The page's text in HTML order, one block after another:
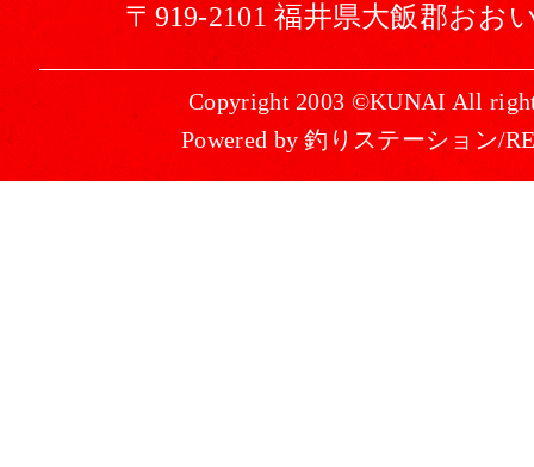
〒919-2101 福井県大飯郡おお
Copyright 2003 ©KUNAI All
Powered by 釣りステーション/